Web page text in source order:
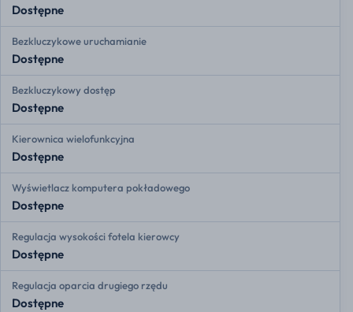
Dostępne
Bezkluczykowe uruchamianie
Dostępne
Bezkluczykowy dostęp
Dostępne
Kierownica wielofunkcyjna
Dostępne
Wyświetlacz komputera pokładowego
Dostępne
Regulacja wysokości fotela kierowcy
Dostępne
Regulacja oparcia drugiego rzędu
Dostępne